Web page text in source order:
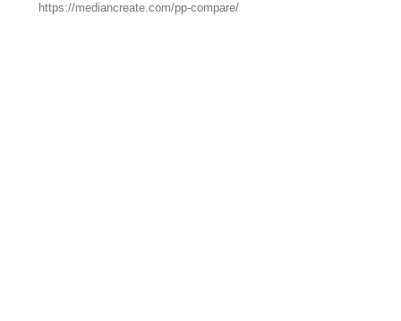
https://mediancreate.com/pp-compare/